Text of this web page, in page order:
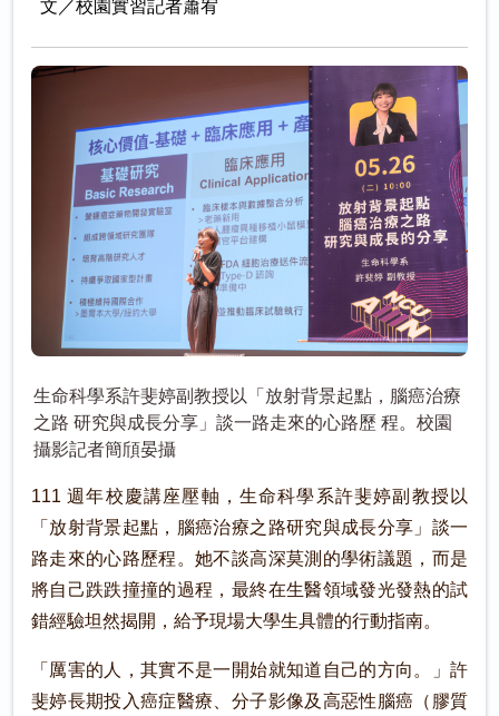
文／校園實習記者蕭宥
生命科學系許斐婷副教授以「放射背景起點，腦癌治療
之路 研究與成長分享」談一路走來的心路歷 程。校園
攝影記者簡頎晏攝
111 週年校慶講座壓軸，生命科學系許斐婷副教授以
「放射背景起點，腦癌治療之路研究與成長分享」談一
路走來的心路歷程。她不談高深莫測的學術議題，而是
將自己跌跌撞撞的過程，最終在生醫領域發光發熱的試
錯經驗坦然揭開，給予現場大學生具體的行動指南。
「厲害的人，其實不是一開始就知道自己的方向。」許
斐婷長期投入癌症醫療、分子影像及高惡性腦癌（膠質